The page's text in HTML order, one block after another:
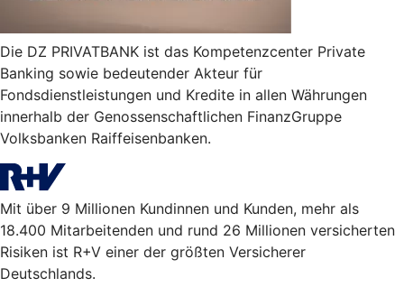
Die DZ PRIVATBANK ist das Kompetenzcenter Private
Banking sowie bedeutender Akteur für
Fondsdienstleistungen und Kredite in allen Währungen
innerhalb der Genossenschaftlichen FinanzGruppe
Volksbanken Raiffeisenbanken.
Mit über 9 Millionen Kundinnen und Kunden, mehr als
18.400 Mitarbeitenden und rund 26 Millionen versicherten
Risiken ist R+V einer der größten Versicherer
Deutschlands.